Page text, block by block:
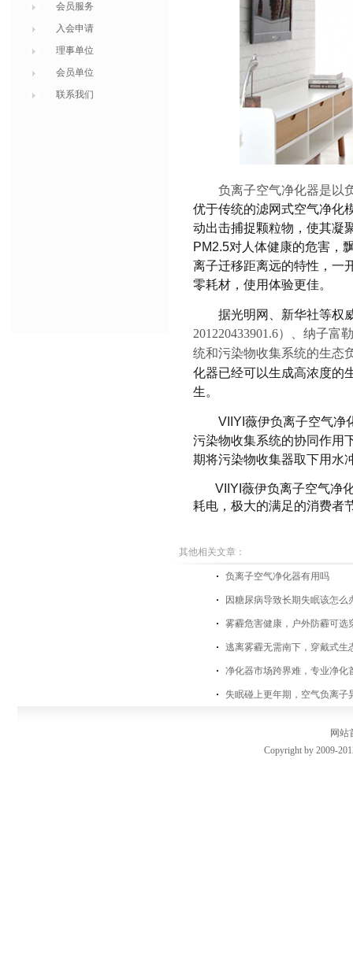
会员服务
入会申请
理事单位
会员单位
联系我们
负离子空气净化器是以
优于传统的滤网式空气净化
动出击捕捉颗粒物 ，使其凝
PM2.5对人体健康的危害，
离子迁移距离远的特性，一
零耗材，使用体验更佳。
据光明网、新华社等权
201220433901.6）、纳子富
统和污染物收集系统的生态
化器已经可以生成高浓度的
生。
VIIYI薇伊负离子空气净
污染物收集系统的协同作用
期将污染物收集器取下用水
VIIYI薇伊负离子空气净
耗电，极大的满足的消费者
其他相关文章：
负离子空气净化器有用吗
因糖尿病导致长期失眠该怎么
雾霾危害健康，户外防霾可选
逃离雾霾无需南下，穿戴式生
净化器市场跨界难，专业净化
失眠碰上更年期，空气负离子
网站
Copyright by 2009-